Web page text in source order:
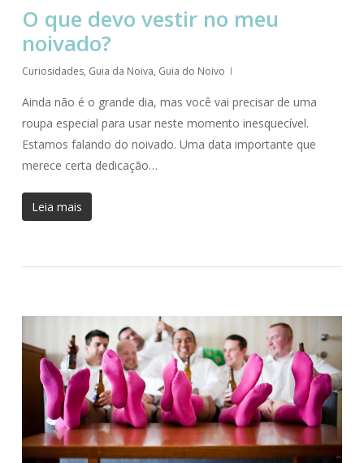
O que devo vestir no meu
noivado?
Curiosidades, Guia da Noiva, Guia do Noivo
Ainda não é o grande dia, mas você vai precisar de uma
roupa especial para usar neste momento inesquecível.
Estamos falando do noivado. Uma data importante que
merece certa dedicação…
Leia mais